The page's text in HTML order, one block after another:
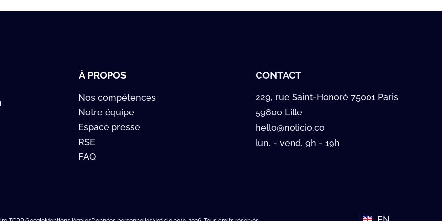
À PROPOS
Nos compétences
Notre équipe
Espace presse
RSE
FAQ
CONTACT
229, rue Saint-Honoré 75001 Paris
59800 Lille
hello@noticio.co
lun. - vend. 9h - 19h